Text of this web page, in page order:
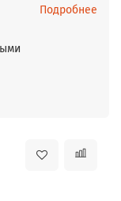
Подробнее